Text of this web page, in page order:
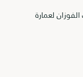
كافة